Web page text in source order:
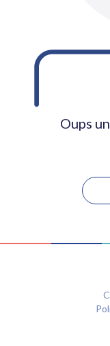
Oups